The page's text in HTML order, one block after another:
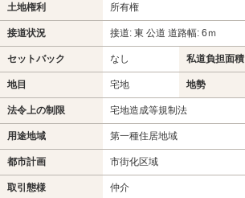
土地権利 所有権
接道状況 接道: 東 公道 道路幅: 6ｍ
セットバック なし 私道負担面積
地目 宅地 地勢
法令上の制限 宅地造成等規制法
用途地域 第一種住居地域
都市計画 市街化区域
取引態様 仲介